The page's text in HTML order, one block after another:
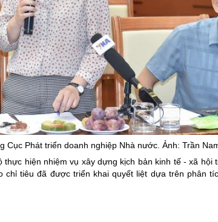
Cục Phát triển doanh nghiệp Nhà nước. Ảnh: Trần
hiện nhiệm vụ xây dựng kịch bản kinh tế - xã hội
tiêu đã được triển khai quyết liệt dựa trên phân